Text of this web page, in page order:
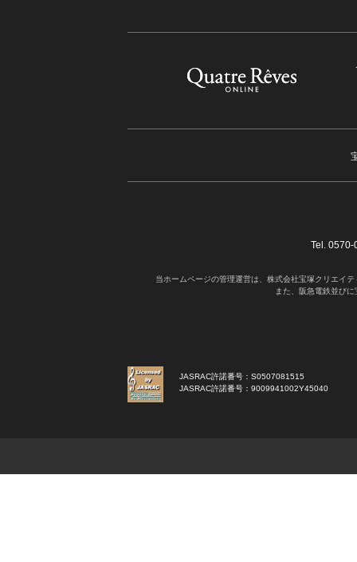
Tel.
当ホームページの管理運営は、株式会社宝塚クリエイ
また、阪急電鉄並び
JASRAC許諾番号：S0507081515
JASRAC許諾番号：9009941002Y45040